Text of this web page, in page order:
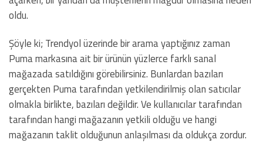
oldu.
Şöyle ki; Trendyol üzerinde bir arama yaptığınız zaman
Puma markasına ait bir ürünün yüzlerce farklı sanal
mağazada satıldığını görebilirsiniz. Bunlardan bazıları
gerçekten Puma tarafından yetkilendirilmiş olan satıcılar
olmakla birlikte, bazıları değildir. Ve kullanıcılar tarafından
tarafından hangi mağazanın yetkili olduğu ve hangi
mağazanın taklit olduğunun anlaşılması da oldukça zordur.